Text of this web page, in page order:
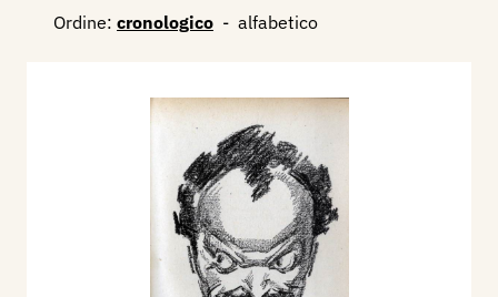
Numero, al Mondo, al Secolo XX.
Internazionale d'Arte della Città di Venezia, con
una Mostra Individuale, dove espone 63 disegni.
Nel 1925 collabora con il mensile del Corriere
della Sera, La Lettura, illustra le copertine dei
numeri di gennaio, marzo, e inoltre numerosi
racconti e novelle nei vari numeri dell'annata.
Nel 1926 per le Edizioni d'arte Fauno di Roma,
Ordine: cronologico - alfabetico